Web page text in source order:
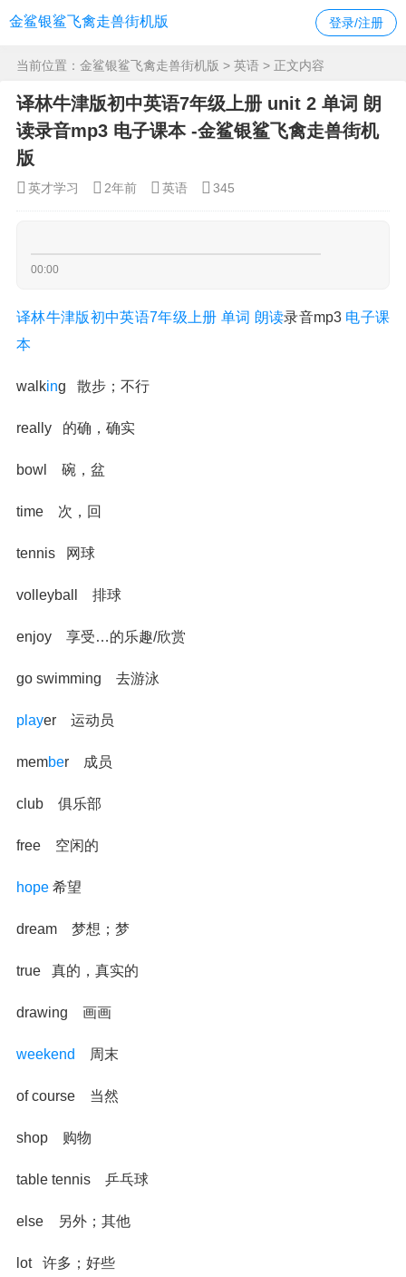
金鲨银鲨飞禽走兽街机版 登录/注册
当前位置： 金鲨银鲨飞禽走兽街机版 > 英语 > 正文内容
译林牛津版初中英语7年级上册 unit 2 单词 朗
读录音mp3 电子课本 -金鲨银鲨飞禽走兽街机
版
英才学习 2年前 英语 345
00:00
译林牛津版初中英语7年级 上册 单词 朗读录音mp3 电子课
本
walking 散步；不行
really 的确，确实
bowl 碗，盆
time 次，回
tennis 网球
volleyball 排球
enjoy 享受…的乐趣/欣赏
go swimming 去游泳
player 运动员
member 成员
club 俱乐部
free 空闲的
hope 希望
dream 梦想；梦
true 真的，真实的
drawing 画画
weekend 周末
of course 当然
shop 购物
table tennis 乒乓球
else 另外；其他
lot 许多；好些